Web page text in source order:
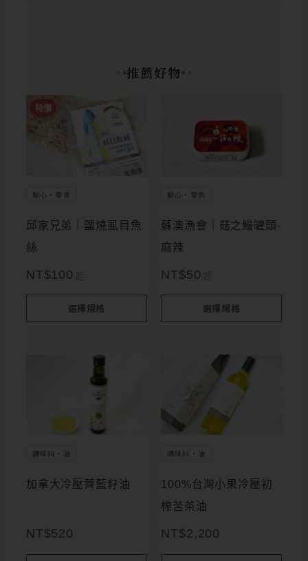
推薦好物
點心・零食
特價
邱家兄弟｜鹽燒虱目魚
絲
NT$100
選擇規格
此
產
多
可
產
選
項
點心・零食
蘇澳漁會｜菇之鰻罐頭-
麻辣
NT$50
選擇規格
多
可
產
選
選
項
調味料・油
加拿大冷壓薺藍籽油
NT$520
調味料・油
100%台灣小果冷壓初
榨苦茶油
NT$2,200